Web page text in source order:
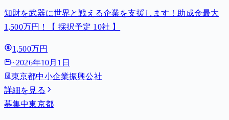
知財を武器に世界と戦える企業を支援します！助成金最大
1,500万円！【 採択予定 10社 】
1,500万円
~2026年10月1日
東京都中小企業振興公社
詳細を見る
募集中東京都